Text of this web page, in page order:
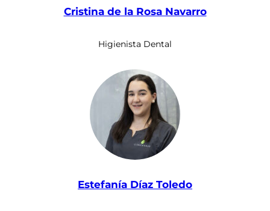
Cristina de la Rosa Navarro
Higienista Dental
Estefanía Díaz Toledo